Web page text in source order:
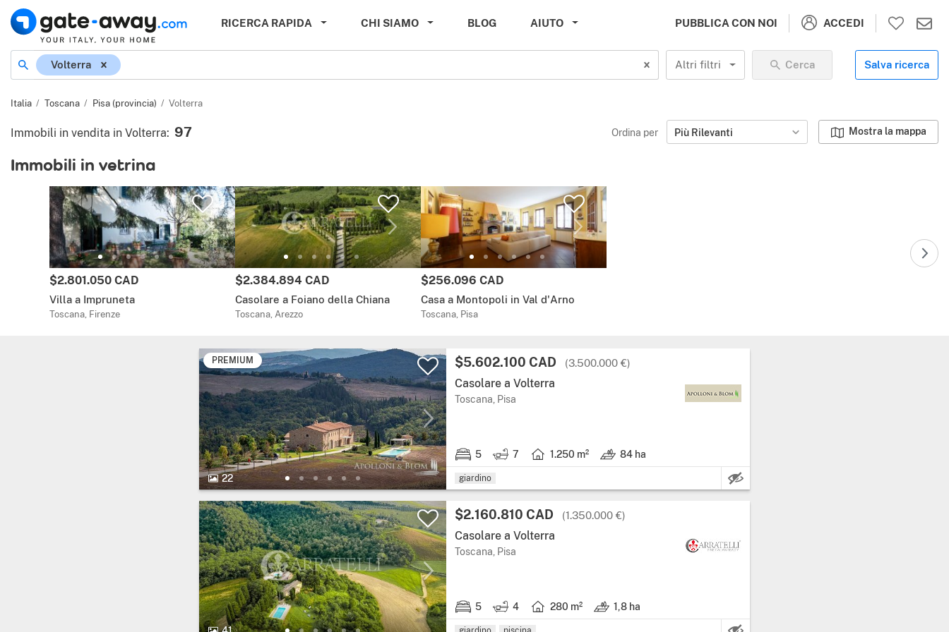
RICERCA RAPIDA CHI SIAMO BLOG AIUTO PUBBLICA CON NOI ACCEDI
Località
Volterra Altri filtri Cerca Salva ricerca
Italia Toscana Pisa (provincia) Volterra
Immobili in vendita in Volterra: 97 Ordina per Più Rilevanti Mostra la mappa
Immobili in vetrina
Prezzo:
$2.801.050 CAD
Villa a Impruneta
Toscana, Firenze
Prezzo:
$2.384.894 CAD
Casolare a Foiano della Chiana
Toscana, Arezzo
Prezzo:
$256.096 CAD
Casa a Montopoli in Val d'Arno
Toscana, Pisa
PREMIUM
22
22 Foto.
Prezzo:
$5.602.100 CAD (3.500.000 €)
Casolare a Volterra
Toscana, Pisa
5
5 stanze da letto.
7
7 bagni. 1.250 m²
Superficie abitabile: 1.250 metri quadrati.
84 ha
Terreno: 84 ha.
giardino
Prezzo:
$2.160.810 CAD (1.350.000 €)
Casolare a Volterra
Toscana, Pisa
5
5 stanze da letto.
4
4 bagni. 280 m²
Superficie abitabile: 280 metri quadrati.
1,8 ha
Terreno: 1,8 ha.